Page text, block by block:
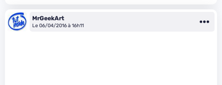
MrGeekArt
Le 06/04/2016 à 16h11